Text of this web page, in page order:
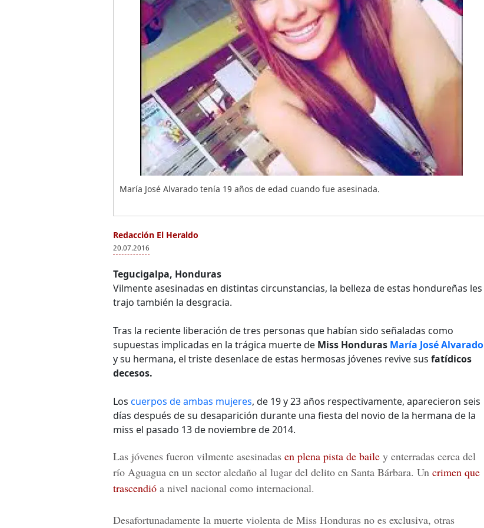
María José Alvarado tenía 19 años de edad cuando fue asesinada.
Redacción El Heraldo
20.07.2016
Tegucigalpa, Honduras
Vilmente asesinadas en distintas circunstancias, la belleza de estas hondureñas les
trajo también la desgracia.
Tras la reciente liberación de tres personas que habían sido señaladas como
supuestas implicadas en la trágica muerte de Miss Honduras María José Alvarado
y su hermana, el triste desenlace de estas hermosas jóvenes revive sus fatídicos
decesos.
Los cuerpos de ambas mujeres, de 19 y 23 años respectivamente, aparecieron seis
días después de su desaparición durante una fiesta del novio de la hermana de la
miss el pasado 13 de noviembre de 2014.
Las jóvenes fueron vilmente asesinadas en plena pista de baile y enterradas cerca del
río Aguagua en un sector aledaño al lugar del delito en Santa Bárbara. Un crimen que
trascendió a nivel nacional como internacional.
Desafortunadamente la muerte violenta de Miss Honduras no es exclusiva, otras